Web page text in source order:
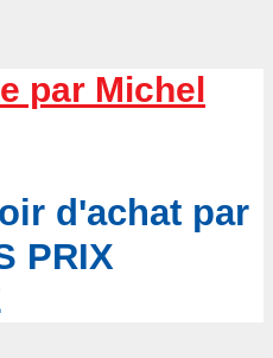
par Michel
d'achat par
PRIX